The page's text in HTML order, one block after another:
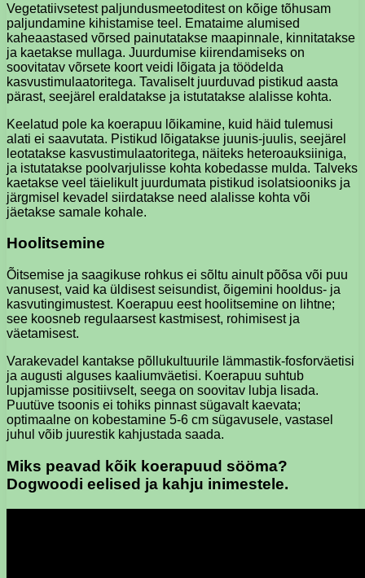
Vegetatiivsetest paljundusmeetoditest on kõige tõhusam
paljundamine kihistamise teel. Emataime alumised
kaheaastased võrsed painutatakse maapinnale, kinnitatakse
ja kaetakse mullaga. Juurdumise kiirendamiseks on
soovitatav võrsete koort veidi lõigata ja töödelda
kasvustimulaatoritega. Tavaliselt juurduvad pistikud aasta
pärast, seejärel eraldatakse ja istutatakse alalisse kohta.
Keelatud pole ka koerapuu lõikamine, kuid häid tulemusi
alati ei saavutata. Pistikud lõigatakse juunis-juulis, seejärel
leotatakse kasvustimulaatoritega, näiteks heteroauksiiniga,
ja istutatakse poolvarjulisse kohta kobedasse mulda. Talveks
kaetakse veel täielikult juurdumata pistikud isolatsiooniks ja
järgmisel kevadel siirdatakse need alalisse kohta või
jäetakse samale kohale.
Hoolitsemine
Õitsemise ja saagikuse rohkus ei sõltu ainult põõsa või puu
vanusest, vaid ka üldisest seisundist, õigemini hooldus- ja
kasvutingimustest. Koerapuu eest hoolitsemine on lihtne;
see koosneb regulaarsest kastmisest, rohimisest ja
väetamisest.
Varakevadel kantakse põllukultuurile lämmastik-fosforväetisi
ja augusti alguses kaaliumväetisi. Koerapuu suhtub
lupjamisse positiivselt, seega on soovitav lubja lisada.
Puutüve tsoonis ei tohiks pinnast sügavalt kaevata;
optimaalne on kobestamine 5-6 cm sügavusele, vastasel
juhul võib juurestik kahjustada saada.
Miks peavad kõik koerapuud sööma?
Dogwoodi eelised ja kahju inimestele.